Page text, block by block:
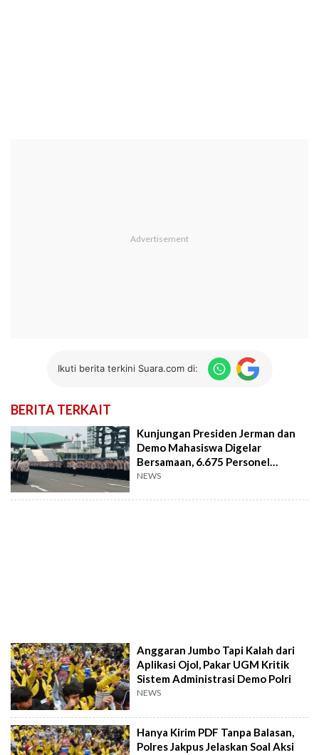
Ikuti berita terkini Suara.com di:
BERITA TERKAIT
Kunjungan Presiden Jerman dan
Demo Mahasiswa Digelar
Bersamaan, 6.675 Personel
Gabungan Disiagakan
NEWS
Anggaran Jumbo Tapi Kalah dari
Aplikasi Ojol, Pakar UGM Kritik
Sistem Administrasi Demo Polri
NEWS
Hanya Kirim PDF Tanpa Balasan,
Polres Jakpus Jelaskan Soal Aksi